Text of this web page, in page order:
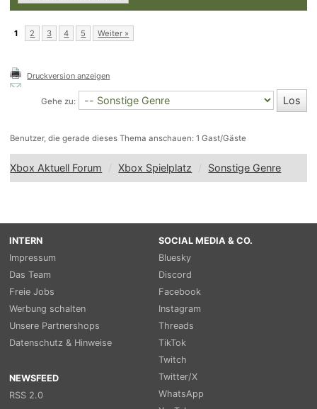
1 2 3 4 5 Weiter »
Druckversion anzeigen
Gehe zu:
Benutzer, die gerade dieses Thema anschauen: 1 Gast/Gäste
Xbox Aktuell Forum Xbox Spielplatz Sonstige Genre
INTERN
Impressum
Das Team
Freie Jobs
Werbung schalten
Unsere Partnershops
Datenschutz & Hinweise
NEWSFEED
RSS 2.0
SOCIAL MEDIA & CO.
Bluesky
Discord
Facebook
Instagram
Threads
TikTok
Twitch
Twitter/X
WhatsApp